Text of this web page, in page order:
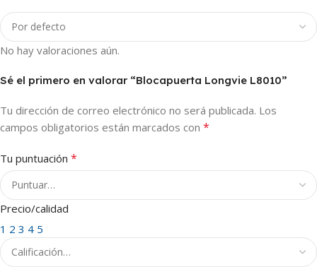
No hay valoraciones aún.
Sé el primero en valorar “Blocapuerta Longvie L8010”
Tu dirección de correo electrónico no será publicada. Los
campos obligatorios están marcados con *
Tu puntuación *
Precio/calidad
1 2 3 4 5